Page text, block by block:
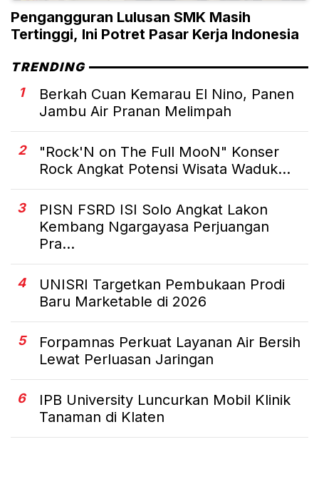
Pengangguran Lulusan SMK Masih
Tertinggi, Ini Potret Pasar Kerja Indonesia
TRENDING
1
Berkah Cuan Kemarau El Nino, Panen
Jambu Air Pranan Melimpah
2
"Rock'N on The Full MooN" Konser
Rock Angkat Potensi Wisata Waduk...
3
PISN FSRD ISI Solo Angkat Lakon
Kembang Ngargayasa Perjuangan
Pra...
4
UNISRI Targetkan Pembukaan Prodi
Baru Marketable di 2026
5
Forpamnas Perkuat Layanan Air Bersih
Lewat Perluasan Jaringan
6
IPB University Luncurkan Mobil Klinik
Tanaman di Klaten